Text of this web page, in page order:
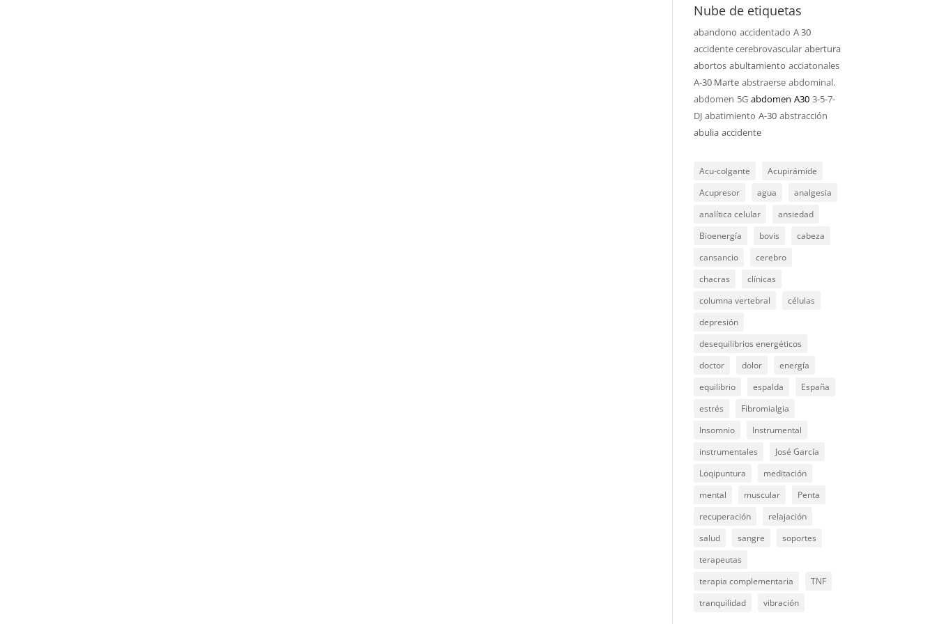
Nube de etiquetas
abandono accidentado A 30
accidente cerebrovascular abertura
abortos abultamiento acciatonales
A-30 Marte abstraerse abdominal.
abdomen 5G abdomen A30 3-5-7-
DJ abatimiento A-30 abstracción
abulia accidente
Acu-colgante
Acupirámide
Acupresor
agua
analgesia
analítica celular
ansiedad
Bioenergía
bovis
cabeza
cansancio
cerebro
chacras
clínicas
columna vertebral
células
depresión
desequilibrios energéticos
doctor
dolor
energía
equilibrio
espalda
España
estrés
Fibromialgia
Insomnio
Instrumental
instrumentales
José García
Loqipuntura
meditación
mental
muscular
Penta
recuperación
relajación
salud
sangre
soportes
terapeutas
terapia complementaria
TNF
tranquilidad
vibración